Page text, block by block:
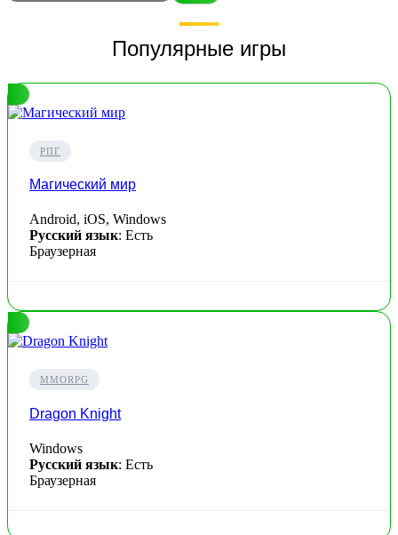
Популярные игры
РПГ
Магический мир
Android, iOS, Windows
Русский язык: Есть
Браузерная
MMORPG
Dragon Knight
Windows
Русский язык: Есть
Браузерная